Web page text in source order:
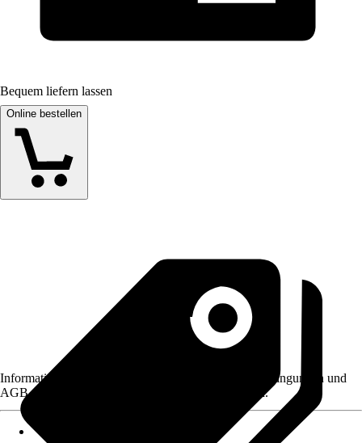
Bequem liefern lassen
Online bestellen
Informationen des Verkäufers, wie z. B. Rückgabebedingungen und
AGB, finden Sie bei Klick auf den Verkäufernamen.